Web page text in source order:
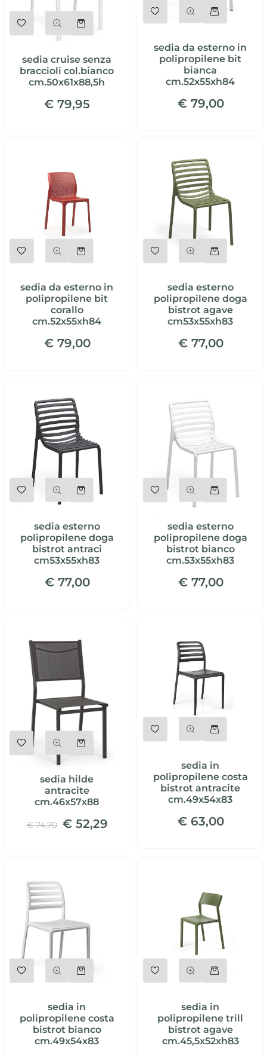
sedia cruise senza
braccioli col.bianco
cm.50x61x88,5h
€ 79,95
sedia da esterno in
polipropilene bit
bianca
cm.52x55xh84
€ 79,00
sedia da esterno in
polipropilene bit
corallo
cm.52x55xh84
€ 79,00
Quantità
sedia esterno
polipropilene doga
bistrot agave
cm53x55xh83
€ 77,00
Quantità
sedia esterno
polipropilene doga
bistrot antraci
cm53x55xh83
€ 77,00
sedia esterno
polipropilene doga
bistrot bianco
cm.53x55xh83
€ 77,00
sedia hilde
antracite
cm.46x57x88
€ 74,70 € 52,29
sedia in
polipropilene costa
bistrot antracite
cm.49x54x83
€ 63,00
sedia in
polipropilene costa
bistrot bianco
cm.49x54x83
sedia in
polipropilene trill
bistrot agave
cm.45,5x52xh83